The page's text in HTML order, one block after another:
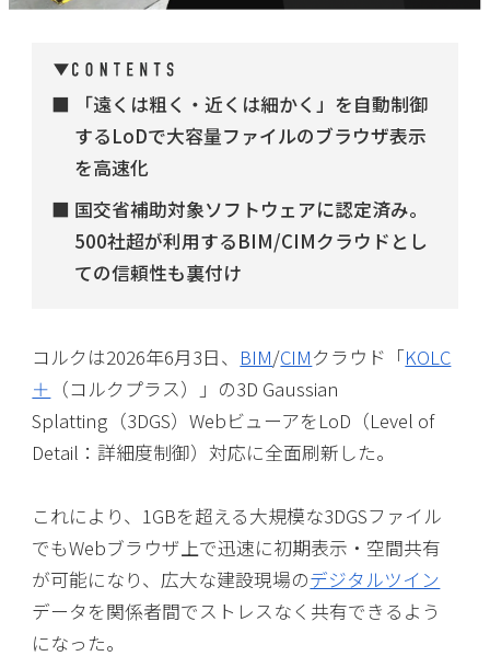
「遠くは粗く・近くは細かく」を自動制御
するLoDで大容量ファイルのブラウザ表示
を高速化
国交省補助対象ソフトウェアに認定済み。
500社超が利用するBIM/CIMクラウドとし
ての信頼性も裏付け
コルクは2026年6月3日、 BIM/CIMクラウド「KOLC
＋ （コルクプラス）」の3D Gaussian
Splatting（3DGS）WebビューアをLoD（Level of
Detail：詳細度制御）対応に全面刷新した。
これにより、1GBを超える大規模な3DGSファイル
でもWebブラウザ上で迅速に初期表示・空間共有
が可能になり、広大な建設現場のデジタルツイン
データを関係者間でストレスなく共有できるよう
になった。